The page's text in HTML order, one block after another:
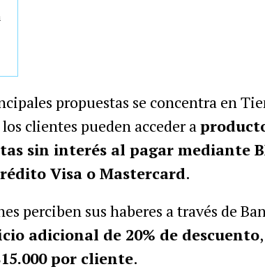
propuestas se concentra en
clientes pueden acceder a
sin interés al pagar mediante
Visa o Mastercard.
perciben sus haberes a través de
adicional de 20% de descuento
por cliente.